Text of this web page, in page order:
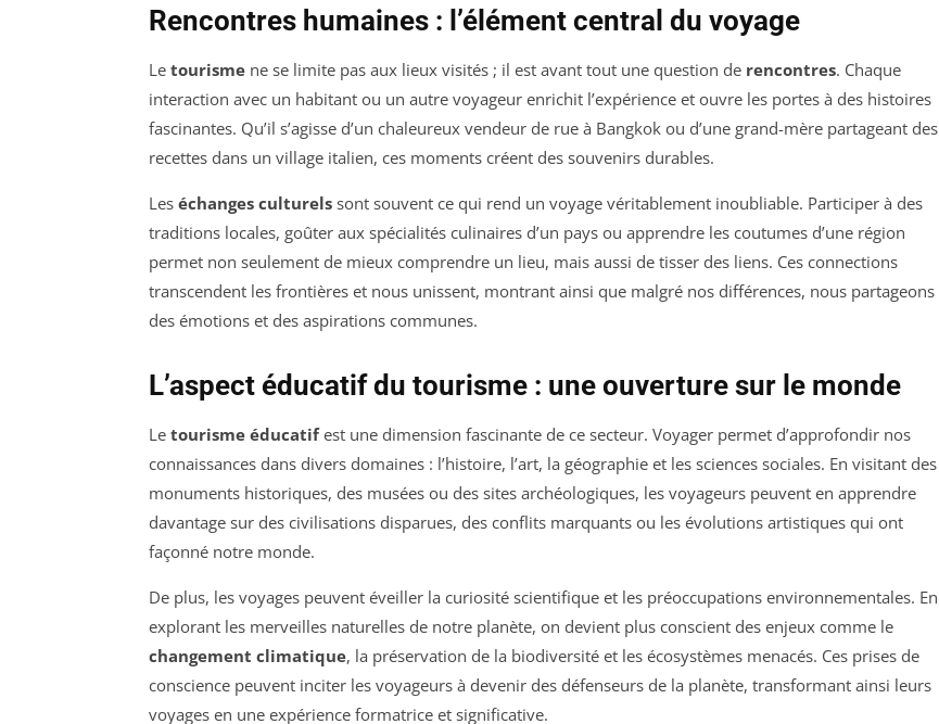
Rencontres humaines : l’élément central du voyage
Le tourisme ne se limite pas aux lieux visités ; il est avant tout une question de rencontres. Chaque
interaction avec un habitant ou un autre voyageur enrichit l’expérience et ouvre les portes à des histoires
fascinantes. Qu’il s’agisse d’un chaleureux vendeur de rue à Bangkok ou d’une grand-mère partageant des
recettes dans un village italien, ces moments créent des souvenirs durables.
Les échanges culturels sont souvent ce qui rend un voyage véritablement inoubliable. Participer à des
traditions locales, goûter aux spécialités culinaires d’un pays ou apprendre les coutumes d’une région
permet non seulement de mieux comprendre un lieu, mais aussi de tisser des liens. Ces connections
transcendent les frontières et nous unissent, montrant ainsi que malgré nos différences, nous partageons
des émotions et des aspirations communes.
L’aspect éducatif du tourisme : une ouverture sur le monde
Le tourisme éducatifest une dimension fascinante de ce secteur. Voyager permet d’approfondir nos
connaissances dans divers domaines : l’histoire, l’art, la géographie et les sciences sociales. En visitant des
monuments historiques, des musées ou des sites archéologiques, les voyageurs peuvent en apprendre
davantage sur des civilisations disparues, des conflits marquants ou les évolutions artistiques qui ont
façonné notre monde.
De plus, les voyages peuvent éveiller la curiosité scientifique et les préoccupations environnementales. En
explorant les merveilles naturelles de notre planète, on devient plus conscient des enjeux comme le
changement climatique, la préservation de la biodiversité et les écosystèmes menacés. Ces prises de
conscience peuvent inciter les voyageurs à devenir des défenseurs de la planète, transformant ainsi leurs
voyages en une expérience formatrice et significative.